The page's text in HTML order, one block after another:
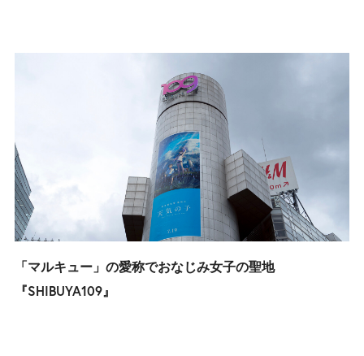
「マルキュー」の愛称でおなじみ女子の聖地
『SHIBUYA109』